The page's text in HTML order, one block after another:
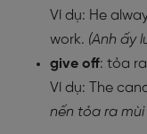
Ví dụ: He
work. (Anh ấy
give off: tỏa
Ví dụ: The
nến tỏa ra